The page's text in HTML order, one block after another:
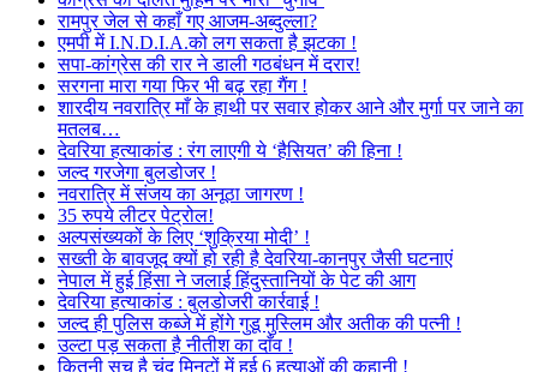
रामपुर जेल से कहाँ गए आजम-अब्दुल्ला?
एमपी में I.N.D.I.A.को लग सकता है झटका !
सपा-कांग्रेस की रार ने डाली गठबंधन में दरार!
सरगना मारा गया फिर भी बढ़ रहा गैंग !
शारदीय नवरात्रि माँ के हाथी पर सवार होकर आने और मुर्गा पर जाने का
मतलब…
देवरिया हत्याकांड : रंग लाएगी ये ‘हैसियत’ की हिना !
जल्द गरजेगा बुलडोजर !
नवरात्रि में संजय का अनूठा जागरण !
35 रुपये लीटर पेट्रोल!
अल्पसंख्यकों के लिए ‘शुक्रिया मोदी’ !
सख्ती के बावजूद क्यों हो रही है देवरिया-कानपुर जैसी घटनाएं
नेपाल में हुई हिंसा ने जलाई हिंदुस्तानियों के पेट की आग
देवरिया हत्याकांड : बुलडोजरी कार्रवाई !
जल्द ही पुलिस कब्जे में होंगे गुडू मुस्लिम और अतीक की पत्नी !
उल्टा पड़ सकता है नीतीश का दाँव !
कितनी सच है चंद मिनटों में हुई 6 हत्याओं की कहानी !